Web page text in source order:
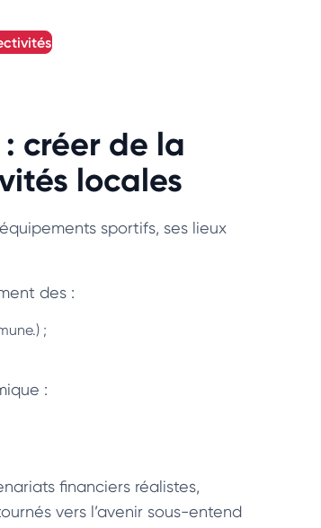
créer de la
locales
sportifs, ses lieux
des :
;
:
financiers réalistes,
vers l’avenir sous-entend